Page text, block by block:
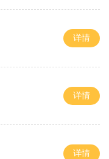
详情
详情
详情